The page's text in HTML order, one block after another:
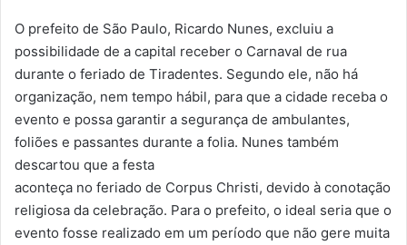
O prefeito de São Paulo, Ricardo Nunes, excluiu a
possibilidade de a capital receber o Carnaval de rua
durante o feriado de Tiradentes. Segundo ele, não há
organização, nem tempo hábil, para que a cidade receba o
evento e possa garantir a segurança de ambulantes,
foliões e passantes durante a folia. Nunes também
descartou que a festa
aconteça no feriado de Corpus Christi, devido à conotação
religiosa da celebração. Para o prefeito, o ideal seria que o
evento fosse realizado em um período que não gere muita